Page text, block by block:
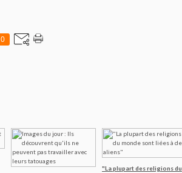
0
"La plupart des religions du